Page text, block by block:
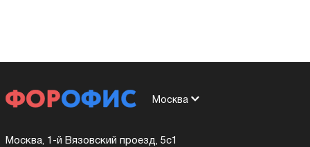
Москва
Москва, 1-й Вязовский проезд, 5с1